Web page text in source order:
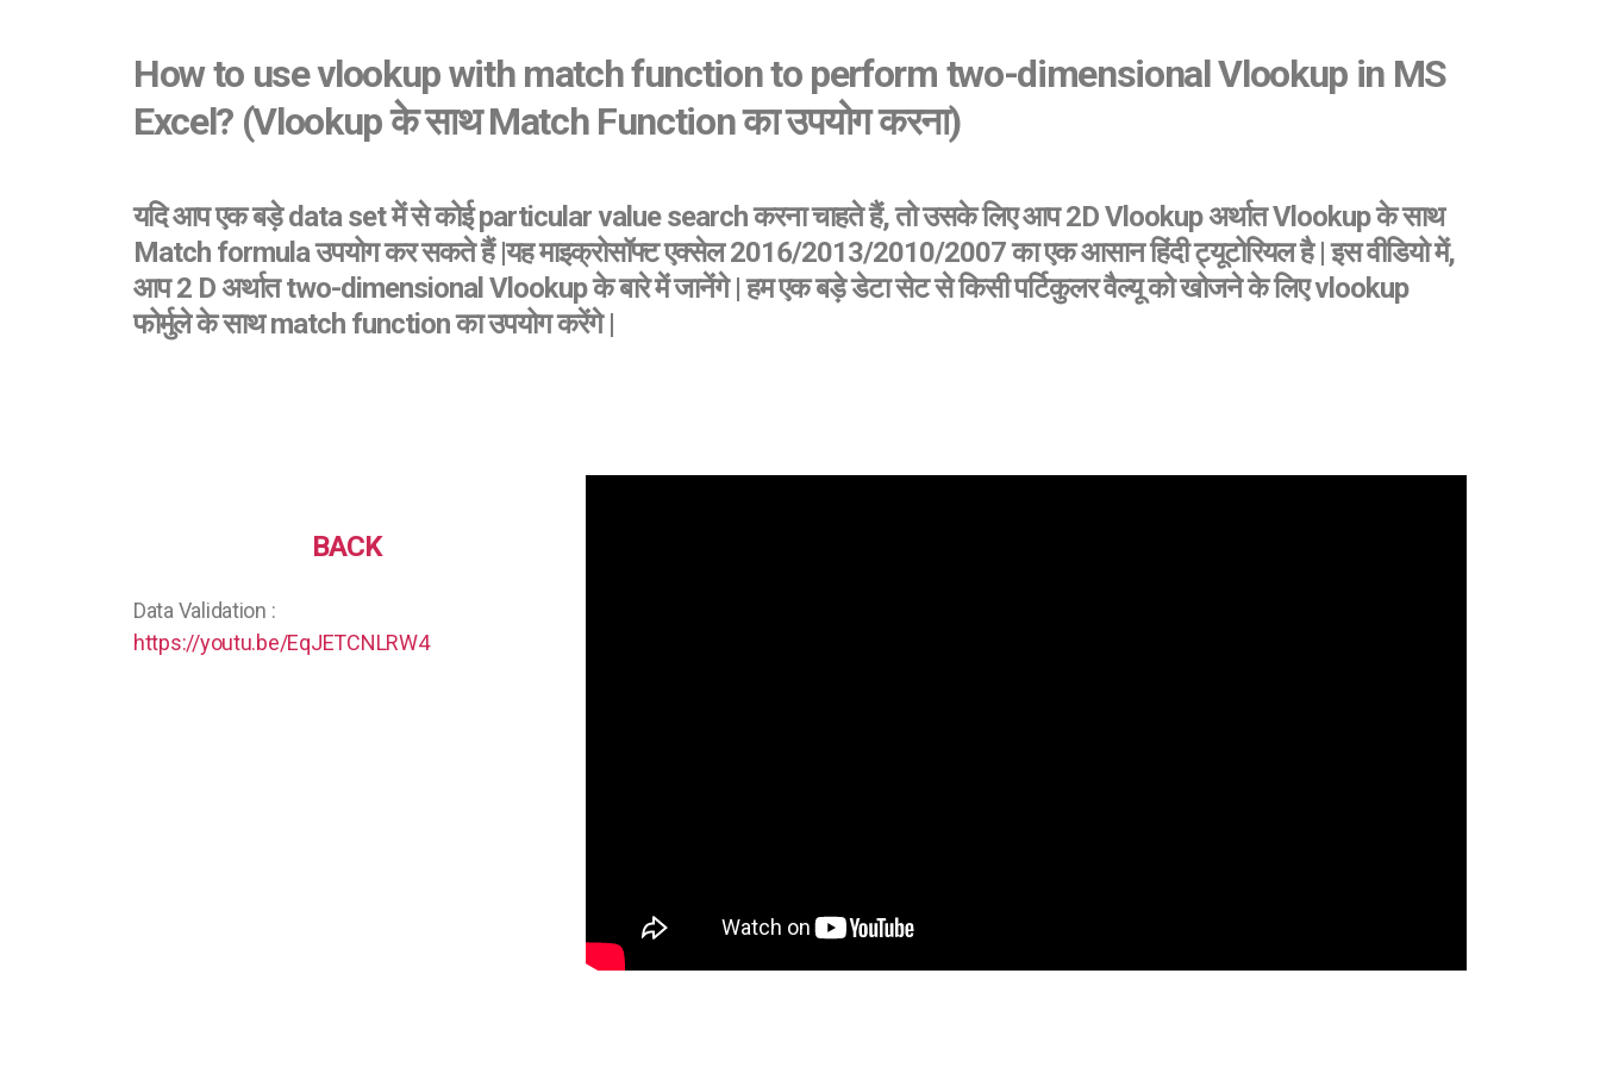
How to use vlookup with match function to perform two-dimensional Vlookup in MS
Excel? (Vlookup के साथ Match Functionकाउपयोग करना)
यदि आप एक बड़े data set में से कोई particular value search करना चाहते हैं, तो उसके लिए आप 2D Vlookup अर्थात Vlookup के साथ
Match formula उपयोग कर सकते हैं |यह माइक्रोसॉफ्ट एक्सेल 2016/2013/2010/2007 का एक आसान हिंदी ट्यूटोरियल है | इस वीडियो में,
आप 2 D अर्थात two-dimensional Vlookup के बारे में जानेंगे | हम एक बड़े डेटा सेट से किसी पर्टिकुलर वैल्यू को खोजने के लिए vlookup
फोर्मुले के साथ match function का उपयोग करेंगे |
BACK
Data Validation :
https://youtu.be/EqJETCNLRW4